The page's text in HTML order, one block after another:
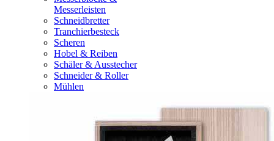
Messerleisten
Schneidbretter
Tranchierbesteck
Scheren
Hobel & Reiben
Schäler & Ausstecher
Schneider & Roller
Mühlen